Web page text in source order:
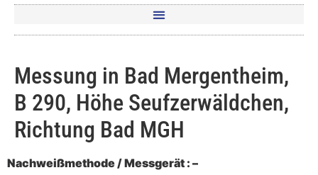
Messung in Bad Mergentheim,
B 290, Höhe Seufzerwäldchen,
Richtung Bad MGH
Nachweißmethode / Messgerät : –